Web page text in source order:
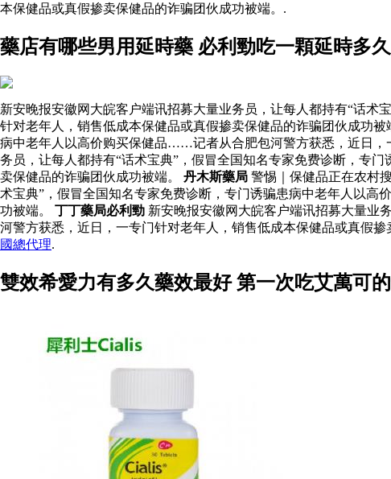
本保健品或真假掺卖保健品的诈骗团伙成功被端。.
藥店有哪些男用延時藥 必利勁吃一顆延時多
新安晚报安徽网大皖客户端讯招募大量业务员，让每人都持有“话
针对老年人，销售低成本保健品或真假掺卖保健品的诈骗团伙成功
病中老年人以高价购买保健品……记者从合肥包河警方获悉，近日，
务员，让每人都持有“话术宝典”，假冒全国知名专家免费诊断，专
卖保健品的诈骗团伙成功被端。 丹木斯藥局 警惕｜保健品正在农村
术宝典”，假冒全国知名专家免费诊断，专门诱骗患病中老年人以
功被端。 丁丁藥局必利勁 新安晚报安徽网大皖客户端讯招募大量业
河警方获悉，近日，一专门针对老年人，销售低成本保健品或真假掺
國總代理.
雙效希愛力有多久藥效最好 第一次吃艾萬可